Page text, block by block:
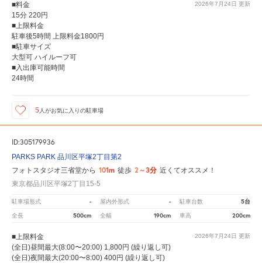
2026年7月24日 更新
■料金
15分 220円
■上限料金
駐車後5時間 上限料金1800円
■駐車サイズ
大型可 ハイルーフ可
■入出庫可能時間
24時間
5 人がお気に入りの駐車場
ID:305179936
PARKS PARK 品川区平塚2丁目第2
フォトスタジオ三省堂から 101m 徒歩 2～3分 近くてオススメ！
東京都品川区平塚2丁目15-5
駐車場形式 - 屋内外形式 - 駐車台数 5台
全長 500cm 全幅 190cm 車高 200cm
2026年7月24日 更新
■上限料金
(全日)昼間最大(8:00〜20:00) 1,800円 (繰り返し可)
(全日)夜間最大(20:00〜8:00) 400円 (繰り返し可)